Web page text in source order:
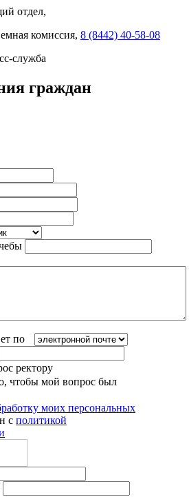
отдел,
комиссия, 8 (8442) 40-58-08
служба
граждан
по
ректору
чтобы мой вопрос был
моих персональных
с политикой